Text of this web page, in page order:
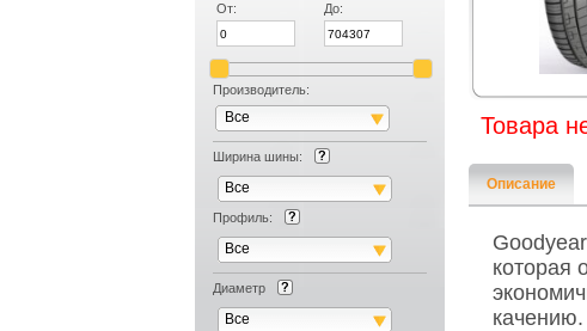
От:
До:
Производитель:
Все
Ширина шины:
Все
Профиль:
Все
Диаметр
Все
Товара
Описание
которая
качению.